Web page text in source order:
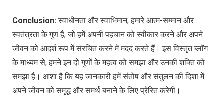
Conclusion:स्वाधीनता और स्वाभिमान, हमारे आत्म-सम्मान और
स्वतंत्रता के गुण हैं, जो हमें अपनी पहचान को स्वीकार करने और अपने
जीवन को आदर्श रूप में संरचित करने में मदद करते हैं। इस विस्तृत ब्लॉग
के माध्यम से, हमने इन दो गुणों के महत्व को समझा और उनकी शक्ति को
समझा है। आशा है कि यह जानकारी हमें संतोष और संतुलन की दिशा में
अपने जीवन को समृद्ध और समर्थ बनाने के लिए प्रेरित करेगी।